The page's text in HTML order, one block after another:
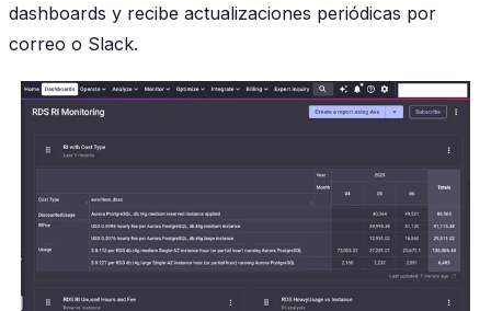
dashboards y recibe actualizaciones periódicas por
correo o Slack.